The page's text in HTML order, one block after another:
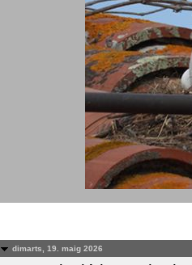
dimarts, 19. maig 2026